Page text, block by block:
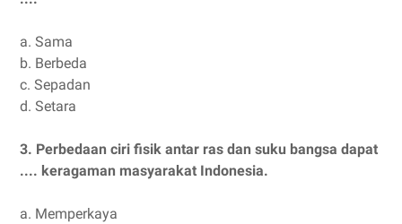
a. Sama
b. Berbeda
c. Sepadan
d. Setara
3. Perbedaan ciri fisik antar ras dan suku bangsa dapat
.... keragaman masyarakat Indonesia.
a. Memperkaya